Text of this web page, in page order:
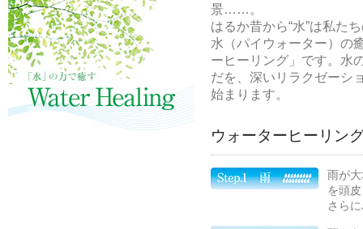
景……。
はるか昔から“水”は私た
水（パイウォーター）の
ーヒーリング」です。水
だを、深いリラクゼーシ
始まります。
ウォーターヒーリン
雨が
を頭
さら